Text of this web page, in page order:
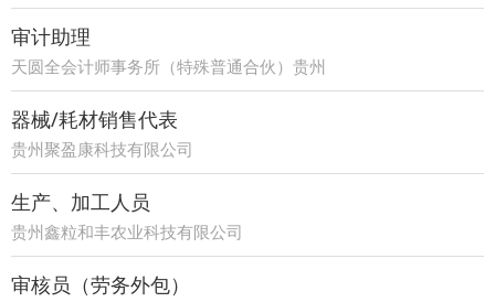
审计助理
天圆全会计师事务所（特殊普通合伙）贵州
分所
器械/耗材销售代表
贵州聚盈康科技有限公司
生产、加工人员
贵州鑫粒和丰农业科技有限公司
审核员（劳务外包）